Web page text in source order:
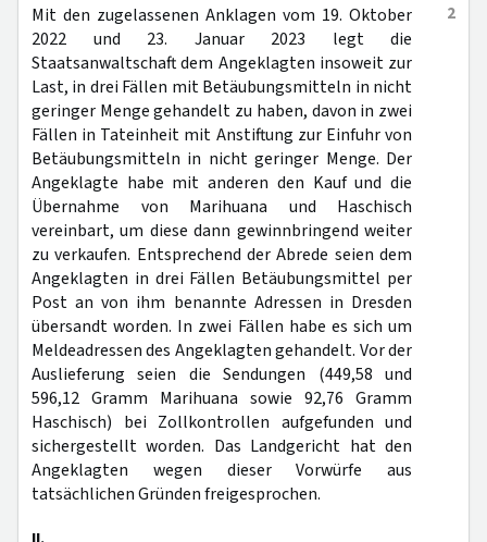
2
Mit den zugelassenen Anklagen vom 19. Oktober
2022 und 23. Januar 2023 legt die
Staatsanwaltschaft dem Angeklagten insoweit zur
Last, in drei Fällen mit Betäubungsmitteln in nicht
geringer Menge gehandelt zu haben, davon in zwei
Fällen in Tateinheit mit Anstiftung zur Einfuhr von
Betäubungsmitteln in nicht geringer Menge. Der
Angeklagte habe mit anderen den Kauf und die
Übernahme von Marihuana und Haschisch
vereinbart, um diese dann gewinnbringend weiter
zu verkaufen. Entsprechend der Abrede seien dem
Angeklagten in drei Fällen Betäubungsmittel per
Post an von ihm benannte Adressen in Dresden
übersandt worden. In zwei Fällen habe es sich um
Meldeadressen des Angeklagten gehandelt. Vor der
Auslieferung seien die Sendungen (449,58 und
596,12 Gramm Marihuana sowie 92,76 Gramm
Haschisch) bei Zollkontrollen aufgefunden und
sichergestellt worden. Das Landgericht hat den
Angeklagten wegen dieser Vorwürfe aus
tatsächlichen Gründen freigesprochen.